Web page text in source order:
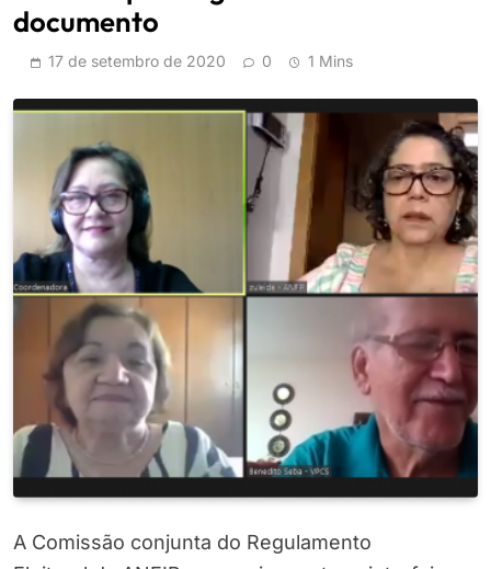
documento
17 de setembro de 2020 0 1 Mins
A Comissão conjunta do Regulamento